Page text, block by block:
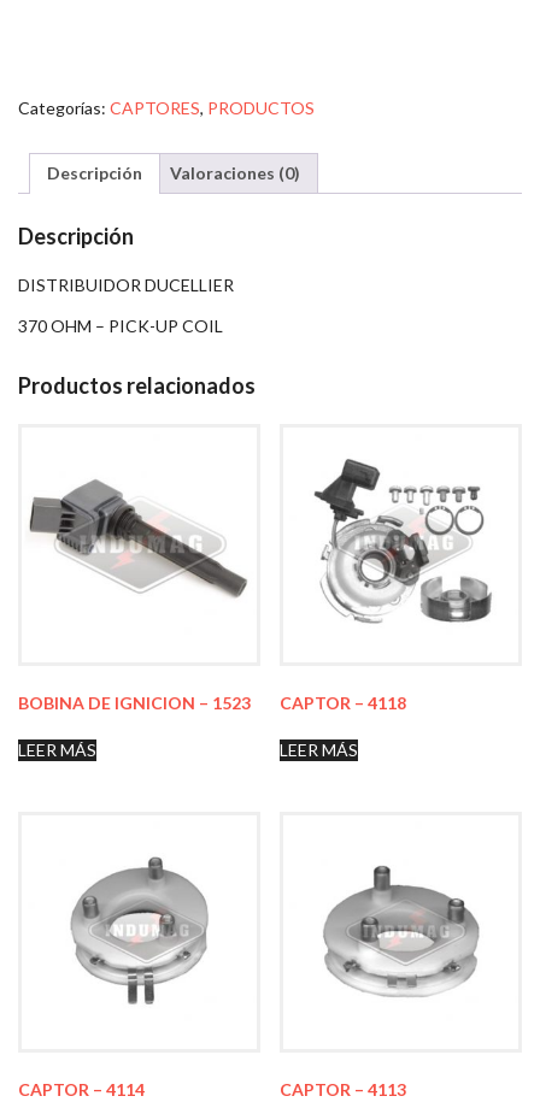
Categorías: CAPTORES, PRODUCTOS
Descripción Valoraciones (0)
Descripción
DISTRIBUIDOR DUCELLIER
370 OHM – PICK-UP COIL
Productos relacionados
BOBINA DE IGNICION – 1523
LEER MÁS
CAPTOR – 4118
LEER MÁS
CAPTOR – 4114 CAPTOR – 4113